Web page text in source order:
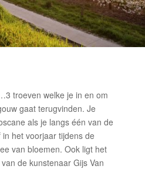
troeven welke je in en om
gaat terugvinden. Je
als je langs één van de
het voorjaar tijdens de
van bloemen. Ook ligt het
de kunstenaar Gijs Van